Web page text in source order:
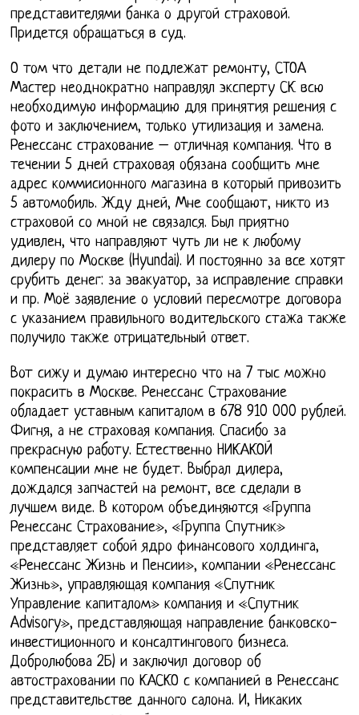
представителями банка о другой страховой.
Придется обращаться в суд.
О том что детали не подлежат ремонту, СТОА
Мастер неоднократно направлял эксперту СК всю
необходимую информацию для принятия решения с
фото и заключением, только утилизация и замена.
Ренессанс страхование – отличная компания. Что в
течении 5 дней страховая обязана сообщить мне
адрес коммисионного магазина в который привозить
5 автомобиль. Жду дней, Мне сообщают, никто из
страховой со мной не связался. Был приятно
удивлен, что направляют чуть ли не к любому
дилеру по Москве (Hyundai). И постоянно за все хотят
срубить денег: за эвакуатор, за исправление справки
и пр. Моё заявление о условий пересмотре договора
с указанием правильного водительского стажа также
получило также отрицательный ответ.
Вот сижу и думаю интересно что на 7 тыс можно
покрасить в Москве. Ренессанс Страхование
обладает уставным капиталом в 678 910 000 рублей.
Фигня, а не страховая компания. Спасибо за
прекрасную работу. Естественно НИКАКОЙ
компенсации мне не будет. Выбрал дилера,
дождался запчастей на ремонт, все сделали в
лучшем виде. В котором объединяются «Группа
Ренессанс Страхование», «Группа Спутник»
представляет собой ядро финансового холдинга,
«Ренессанс Жизнь и Пенсии», компании «Ренессанс
Жизнь», управляющая компания «Спутник
Управление капиталом» компания и «Спутник
Advisory», представляющая направление банковско-
инвестиционного и консалтингового бизнеса.
Добролюбова 2Б) и заключил договор об
автостраховании по КАСКО с компанией в Ренессанс
представительстве данного салона. И, Никаких